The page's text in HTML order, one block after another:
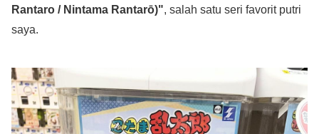
Rantaro / Nintama Rantarō)", salah satu seri favorit putri
saya.